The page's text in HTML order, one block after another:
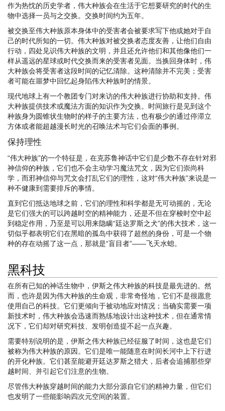
作为热忱的历史学者，伟大种族会在生活于它想要研究的时代的生
物中选择一员与之交换。交换时间约为五年。
被交换至伟大种族原本身体中的受害者会被要求写下他或她对于自
己的时代所知的一切。伟大种族对被交换者态度友善，让他们自由
行动，四处见识伟大种族的文明，并且还允许他们和其他像他们一
样从遥远的星球或时代交换而来的受害者见面。当换回身体时，伟
大种族会将受害者这段时间的记忆清除。这种清除并不完美；受害
者可能在噩梦中回忆起身陷伟大种族时的情景。
现代地球上有一个教团专门对来访的伟大种族进行协助和支持。伟
大种族提供技术或魔法方面的知识作为交换。时间旅行是见到这个
种族身为圆锥状生物时的样子的主要方法，也有极少的通过停滞立
方体或者能超越漫长时光的召唤法术与它们会面的事例。
保持理性
“伟大种族”的一个特征是，在克苏鲁神话中它们是少数不存在针对邪
神信仰的种族，它们也不会主动学习魔法咒文，因为它们崇尚科
学，而邪神信仰与咒文会打乱它们的理性，这对“伟大种族”来说是一
种不健康到需要排斥的事情。
直到它们抵达地球之前，它们的理性和科学都是无可动摇的，无论
是它们强大的可以跨越时空的精神能力，还是不但在穿梭时空中起
到稳定作用，乃至是可以用来隐瞒“廷达罗斯之犬”的伟大技术，这一
切似乎都表明它们在黑暗的孤岛中获得了超然的身份，可是一个物
种的存在动摇了这一点，那就是“盲目者”——飞天水螅。
黑科技
在所有已知的神话生物中，伊斯之伟大种族的科技是最先进的。然
而，也许是因为伟大种族的生命观，非常奇怪地，它们不是很愿意
使用自己的科技。它们更倾向于被动地应对情况；当确实需要一项
新技术时，伟大种族会迅速而熟练地设计出这种技术，但在通常情
况下，它们却对研究科技、发明创造提不起一点兴趣。
需要特别说明的是，伊斯之伟大种族已经征服了时间，这也是它们
被称为伟大种族的原因。它们是唯一能随意在时间长河中上下行进
的开化种族。它们甚至能避开廷达罗斯之猎犬，后者会追捕那些穿
越时间、并引起它们注意的生物。
尽管伟大种族穿越时间的能力大部分源自它们的精神力量，但它们
也发明了一些能影响四次元空间的装置。